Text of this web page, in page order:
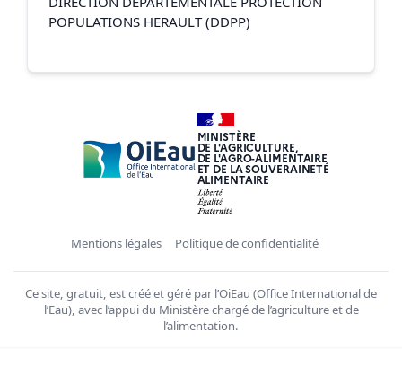
POPULATIONS HERAULT (DDPP)
MINISTÈRE
DE L'AGRICULTURE,
DE L'AGRO-ALIMENTAIRE
ET DE LA SOUVERAINETÉ
ALIMENTAIRE
Mentions légales Politique de confidentialité
Ce site, gratuit, est créé et géré par l’OiEau (Office International de
l’Eau), avec l’appui du Ministère chargé de l’agriculture et de
l’alimentation.